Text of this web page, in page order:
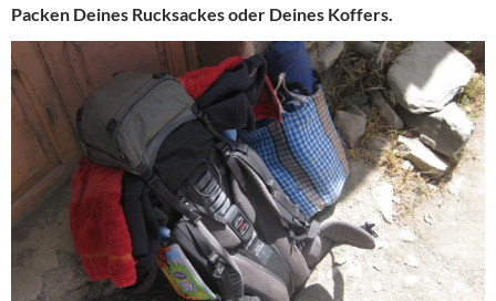
Packen Deines Rucksackes oder Deines Koffers.